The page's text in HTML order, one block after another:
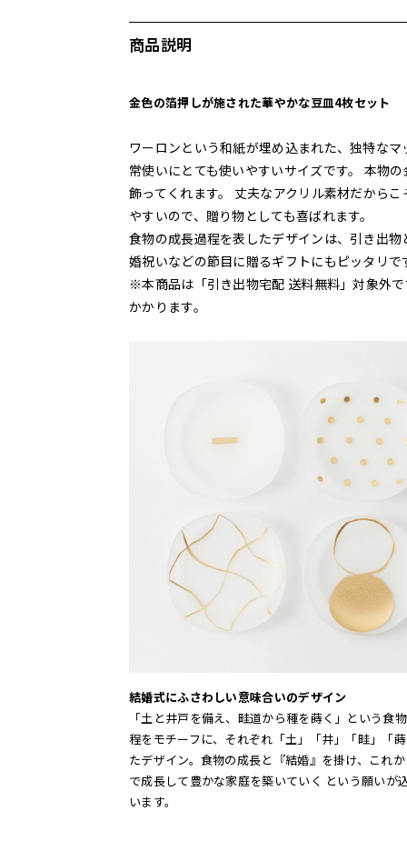
商品説明
金色の箔押しが施された華やかな豆皿4枚セット
ワーロンという和紙が埋め込まれた、独特な
常使いにとても使いやすいサイズです。 本物
飾ってくれます。 丈夫なアクリル素材だから
やすいので、贈り物としても喜ばれます。
食物の成長過程を表したデザインは、引き出
婚祝いなどの節目に贈るギフトにもピッタリで
※本商品は「引き出物宅配 送料無料」対象外
かかります。
結婚式にふさわしい意味合いのデザイン
「土と井戸を備え、畦道から種を蒔く」という食
程をモチーフに、それぞれ「土」「井」「畦」「
たデザイン。食物の成長と『結婚』を掛け、これ
で成長して豊かな家庭を築いていく という願いが
います。